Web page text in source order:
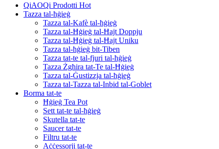
QiAOQi Prodotti Hot
Tazza tal-ħġieġ
Tazza tal-Kafè tal-ħġieġ
Tazza tal-Ħġieġ tal-Ħajt Doppju
Tazza tal-Ħġieġ tal-Ħajt Uniku
Tazza tal-ħġieġ bit-Tiben
Tazza tat-te tal-fjuri tal-ħġieġ
Tazza Żgħira tat-Te tal-Ħġieġ
Tazza tal-Ġustizzja tal-ħġieġ
Tazza tal-Tazza tal-Inbid tal-Goblet
Borma tat-te
Ħġieġ Tea Pot
Sett tat-te tal-ħġieġ
Skutella tat-te
Saucer tat-te
Filtru tat-te
Aċċessorji tat-te